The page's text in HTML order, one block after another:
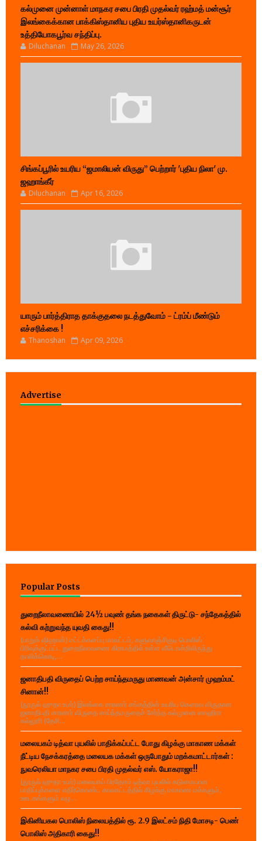
கல்முனை முன்னாள் மாநகர சபை பிரதி முதல்வர் ரஹ்மத் மன்சூர்
இலங்கைக்கான பாக்கிஸ்தானிய புதிய உயர்ஸ்தானிகருடன்
உத்தியோகபூர்வ சந்திப்பு.
Diluchanan May 26, 2026
சிங்கப்பூரில் உயரிய “ஜமாலியன் விருது” பெற்றார் 'புதிய நிலா' மு.
ஜஹாங்கீர்
Diluchanan Apr 16, 2026
யாரும் பார்த்திராத தாக்குதலை நடத்துவோம் - ட்ரம்ப் மீண்டும்
எச்சரிக்கை !
Thanoshan Apr 09, 2026
Advertise
Popular Posts
துறைநீலாவணையில் 24½ பவுண் தங்க நகைகள் திருட்டு- சந்தேகத்தில்
கல்வி கற்றுவந்த யுவதி கைது!!
(பாறுக் ஷிஹான்) மட்டக்களப்பு மாவட்டம், களுவாஞ்சிகுடி பொலிஸ்
பிரிவுக்குட்பட்ட துறைநீலாவணை கிராமத்தில் உள்ள வீடொன்றிலிருந்து
தாலிக்கொடி,...
ஜனாதிபதி விருதைப் பெற்ற சாய்ந்தமருது மாணவன் அன்சார் முஹம்மட்
சினான்!!
(நூருல் ஹுதா உமர்) இலங்கை சாரணர் சங்கத்தின் உயரிய கௌரவ விருதான
ஜனாதிபதி சாரணர் விருதை சாய்ந்தமருதைச் சேர்ந்த கல்முனை ஸாஹிரா
கல்லூரி (தேசி...
மலையகம் டித்வா புயலில் பாதிக்கப்பட்ட போது கிழக்கு மாகாண மக்கள்
நீட்டிய நேசக்கரத்தை மலையக மக்கள் ஒருபோதும் மறக்கமாட்டார்கள் :
நுவரெலியா மாநகர சபை பிரதி முதல்வர் எஸ். யோகராஜா!!
(நூருல் ஹுதா உமர்) மலையகப் பிரதேசம் டித்வா புயலில் கடுமையான
பாதிப்புக்களை எதிர்கொண்ட காலகட்டத்தில் கிழக்கு மாகாண மக்களும்,
ஊடகங்களும் வழ...
இகினியகல பொலிஸ் நிலையத்தில் ரூ. 2.9 இலட்சம் நிதி மோசடி- பெண்
பொலிஸ் அதிகாரி கைது!!